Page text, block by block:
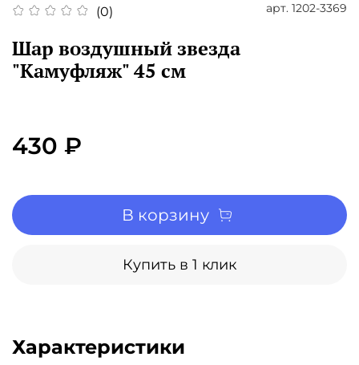
(0) арт. 1202-3369
Шар воздушный звезда
"Камуфляж" 45 см
430 ₽
В корзину
Купить в 1 клик
Характеристики